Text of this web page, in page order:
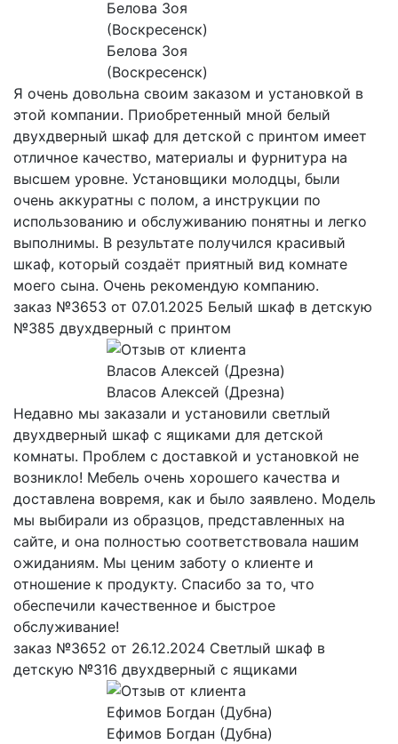
Белова Зоя
(Воскресенск)
Я очень довольна своим заказом и установкой в
этой компании. Приобретенный мной белый
двухдверный шкаф для детской с принтом имеет
отличное качество, материалы и фурнитура на
высшем уровне. Установщики молодцы, были
очень аккуратны с полом, а инструкции по
использованию и обслуживанию понятны и легко
выполнимы. В результате получился красивый
шкаф, который создаёт приятный вид комнате
моего сына. Очень рекомендую компанию.
заказ №3653 от 07.01.2025 Белый шкаф в детскую
№385 двухдверный с принтом
Власов Алексей (Дрезна)
Недавно мы заказали и установили светлый
двухдверный шкаф с ящиками для детской
комнаты. Проблем с доставкой и установкой не
возникло! Мебель очень хорошего качества и
доставлена вовремя, как и было заявлено. Модель
мы выбирали из образцов, представленных на
сайте, и она полностью соответствовала нашим
ожиданиям. Мы ценим заботу о клиенте и
отношение к продукту. Спасибо за то, что
обеспечили качественное и быстрое
обслуживание!
заказ №3652 от 26.12.2024 Светлый шкаф в
детскую №316 двухдверный с ящиками
Ефимов Богдан (Дубна)